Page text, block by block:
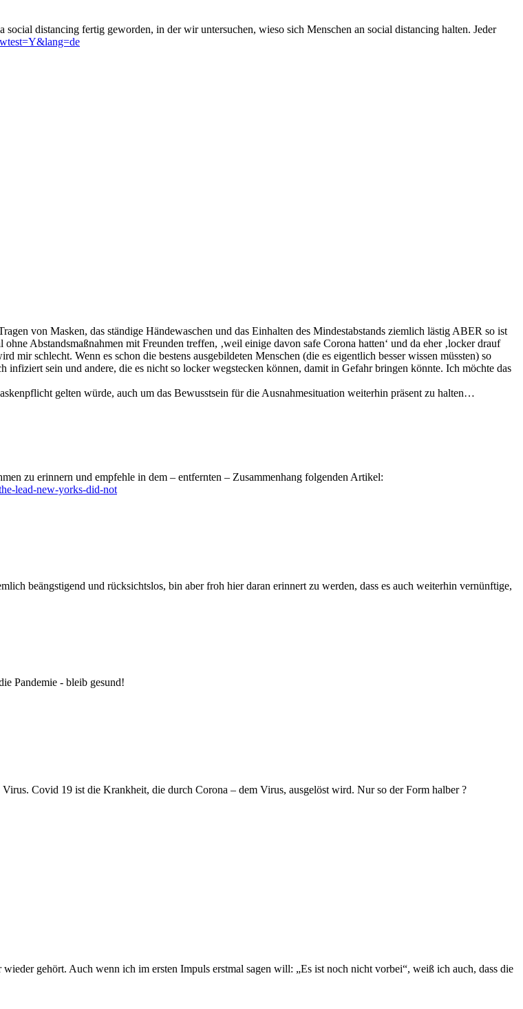
distancing fertig geworden, in der wir untersuchen, wieso sich Menschen an social distancing halten. Jeder
von Masken, das ständige Händewaschen und das Einhalten des Mindestabstands ziemlich lästig ABER so ist
Abstandsmaßnahmen mit Freunden treffen, ‚weil einige davon safe Corona hatten‘ und da eher ‚locker drauf
schlecht. Wenn es schon die bestens ausgebildeten Menschen (die es eigentlich besser wissen müssten) so
sein und andere, die es nicht so locker wegstecken können, damit in Gefahr bringen könnte. Ich möchte das
gelten würde, auch um das Bewusstsein für die Ausnahmesituation weiterhin präsent zu halten…
zu erinnern und empfehle in dem – entfernten – Zusammenhang folgenden Artikel:
lead-new-yorks-did-not
beängstigend und rücksichtslos, bin aber froh hier daran erinnert zu werden, dass es auch weiterhin vernünftige,
Pandemie - bleib gesund!
Covid 19 ist die Krankheit, die durch Corona – dem Virus, ausgelöst wird. Nur so der Form halber ?
gehört. Auch wenn ich im ersten Impuls erstmal sagen will: „Es ist noch nicht vorbei“, weiß ich auch, dass die